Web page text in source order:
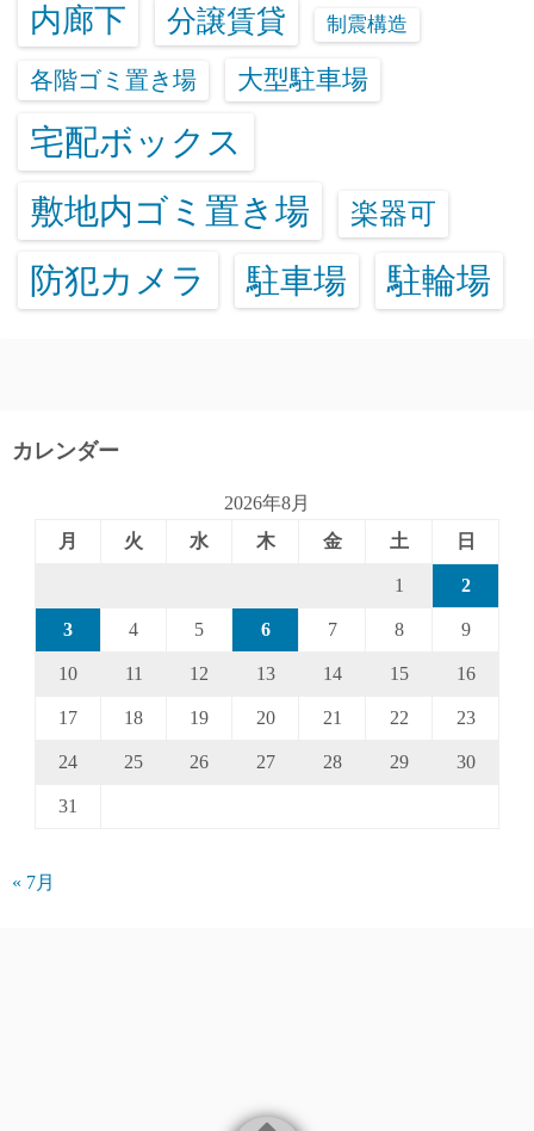
内廊下 分譲賃貸 制震構造
各階ゴミ置き場 大型駐車場
宅配ボックス
敷地内ゴミ置き場
楽器可
防犯カメラ 駐車場 駐輪場
カレンダー
2026年8月
月
火 水 木 金 土 日
1 2
3 4 5 6 7 8 9
10 11 12 13 14 15 16
17 18 19 20 21 22 23
24 25 26 27 28 29 30
31
« 7月